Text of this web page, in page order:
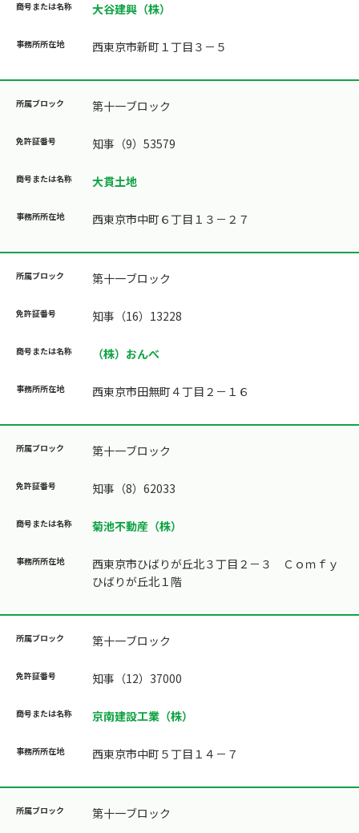
大谷建興（株）
西東京市新町１丁目３－５
第十一ブロック
知事（9）53579
大貫土地
西東京市中町６丁目１３－２７
第十一ブロック
知事（16）13228
（株）おんべ
西東京市田無町４丁目２－１６
第十一ブロック
知事（8）62033
菊池不動産（株）
西東京市ひばりが丘北３丁目２－３ Ｃｏｍｆｙ
ひばりが丘北１階
第十一ブロック
知事（12）37000
京南建設工業（株）
西東京市中町５丁目１４－７
第十一ブロック